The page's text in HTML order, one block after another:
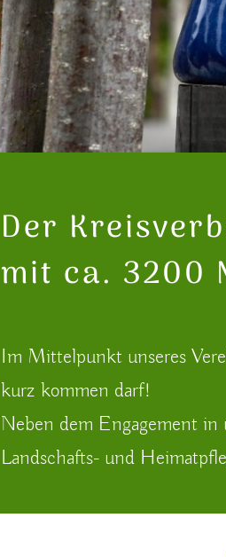
Der
mit ca. 3200
Im Mittelpunkt unseres
kurz kommen darf!
Neben dem Engagement
Landschafts- und